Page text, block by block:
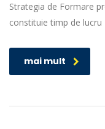
Strategia de Formare
constituie timp de
mai mult